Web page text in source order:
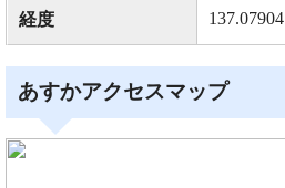
経度 137.07904
あすかアクセスマップ